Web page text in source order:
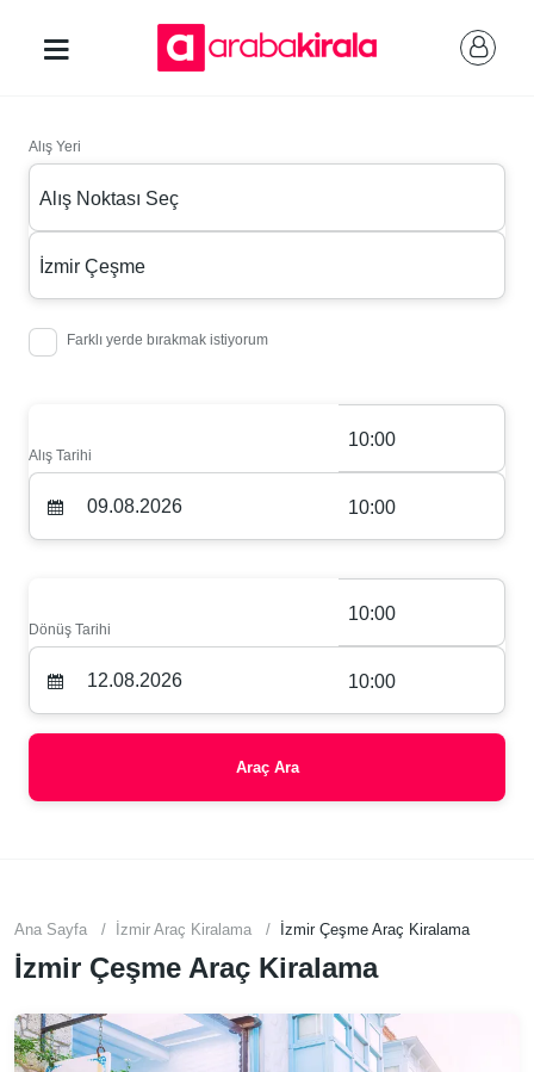
Alış Yeri
Alış Noktası Seç
İzmir Çeşme
Farklı yerde bırakmak istiyorum
Alış Tarihi
10:00
10:00
Dönüş Tarihi
10:00
10:00
Araç Ara
Ana Sayfa İzmir Araç Kiralama İzmir Çeşme Araç Kiralama
İzmir Çeşme Araç Kiralama